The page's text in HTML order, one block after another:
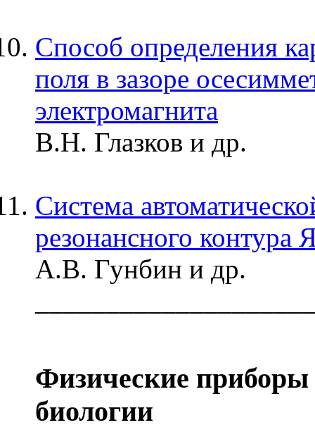
Способ определения
поля в зазоре
электромагнита
В.Н. Глазков и др.
Система
резонансного контура
А.В. Гунбин и др.
Физические
биологии